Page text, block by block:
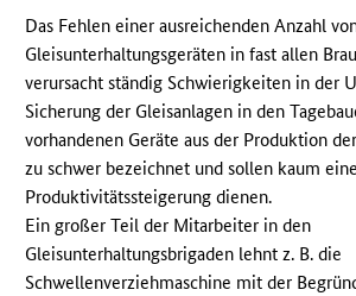
Das Fehlen einer ausreichenden Anzahl
Gleisunterhaltungsgeräten in fast allen
verursacht ständig Schwierigkeiten in der
Sicherung der Gleisanlagen in den
vorhandenen Geräte aus der Produktion der
zu schwer bezeichnet und sollen kaum
Produktivitätssteigerung dienen.
Ein großer Teil der Mitarbeiter in den
Gleisunterhaltungsbrigaden lehnt z. B. die
Schwellenverziehmaschine mit der